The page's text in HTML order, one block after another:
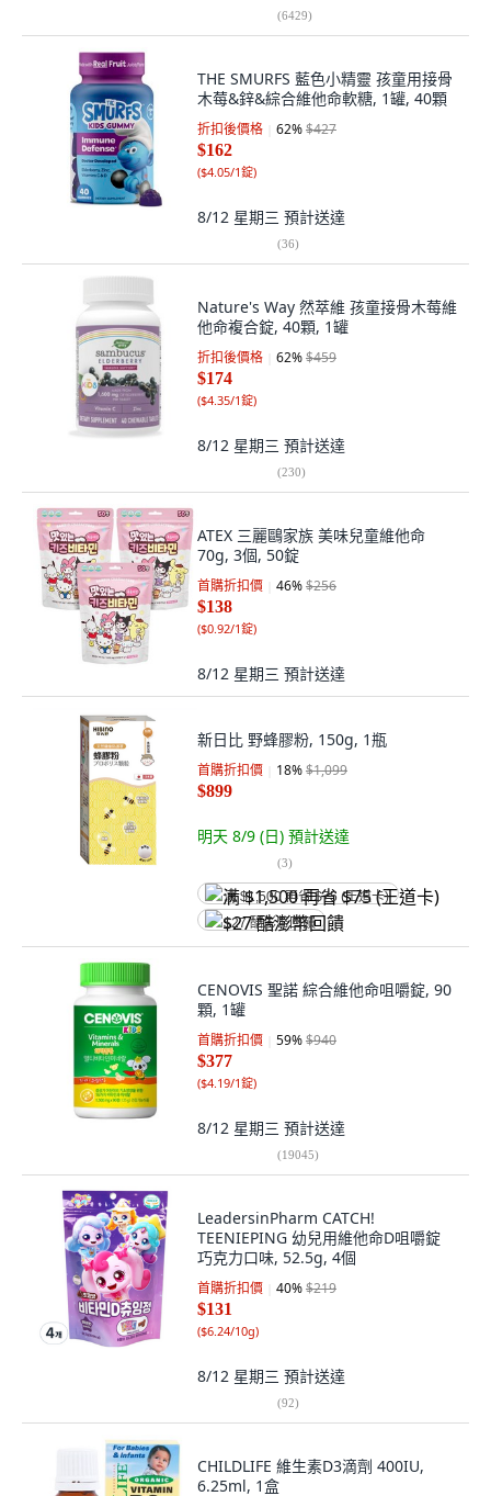
(6429)
THE SMURFS 藍色小精靈 孩童用接骨
木莓&鋅&綜合維他命軟糖, 1罐, 40顆
折扣後價格 62%$427
$162
($4.05/1錠)
8/12 星期三 預計送達
(36)
Nature's Way 然萃維 孩童接骨木莓維
他命複合錠, 40顆, 1罐
折扣後價格 62%$459
$174
($4.35/1錠)
8/12 星期三 預計送達
(230)
ATEX 三麗鷗家族 美味兒童維他命
70g, 3個, 50錠
首購折扣價 46%$256
$138
($0.92/1錠)
8/12 星期三 預計送達
新日比 野蜂膠粉, 150g, 1瓶
首購折扣價 18%$1,099
$899
明天 8/9 (日) 預計送達
(3)
满 $1,500 再省 $75 (王道卡)
$27 酷澎幣回饋
CENOVIS 聖諾 綜合維他命咀嚼錠, 90
顆, 1罐
首購折扣價 59%$940
$377
($4.19/1錠)
8/12 星期三 預計送達
(19045)
LeadersinPharm CATCH!
TEENIEPING 幼兒用維他命D咀嚼錠
巧克力口味, 52.5g, 4個
首購折扣價 40%$219
$131
($6.24/10g)
8/12 星期三 預計送達
(92)
CHILDLIFE 維生素D3滴劑 400IU,
6.25ml, 1盒